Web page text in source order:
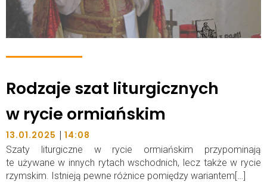
Rodzaje szat liturgicznych
w rycie ormiańskim
13.01.2025 | 14:08
Szaty liturgiczne w rycie ormiańskim przypominają
te używane w innych rytach wschodnich, lecz także w rycie
rzymskim. Istnieją pewne różnice pomiędzy wariantem[…]